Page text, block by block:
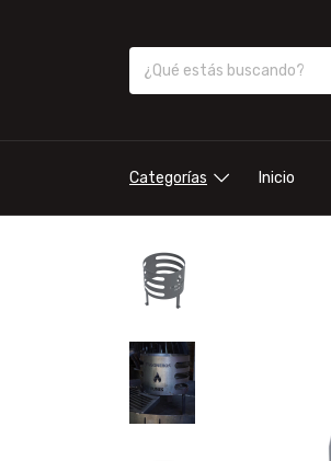
Categorías Inicio